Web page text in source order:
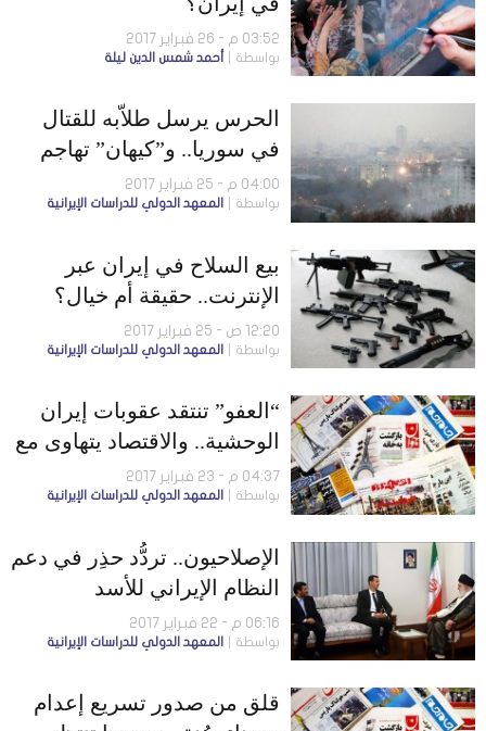
03:52 م - 26 فبراير 2017
بواسطة أحمد شمس الدين ليلة
الحرس يرسل طلاّبه للقتال
في سوريا.. و”كيهان” تهاجم
روحاني بسبب الأحواز
04:00 م - 25 فبراير 2017
بواسطة المعهد الدولي للدراسات الإيرانية
بيع السلاح في إيران عبر
الإنترنت.. حقيقة أم خيال؟
12:20 ص - 25 فبراير 2017
بواسطة المعهد الدولي للدراسات الإيرانية
“العفو” تنتقد عقوبات إيران
الوحشية.. والاقتصاد يتهاوى مع
حكومة روحاني الجديدة
04:37 م - 23 فبراير 2017
بواسطة المعهد الدولي للدراسات الإيرانية
الإصلاحيون.. تردُّد حذِر في دعم
النظام الإيراني للأسد
06:16 م - 22 فبراير 2017
بواسطة المعهد الدولي للدراسات الإيرانية
قلق من صدور تسريع إعدام